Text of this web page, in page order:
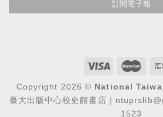
Copyright 2026 © National
臺大出版中心校史館書店｜
1523